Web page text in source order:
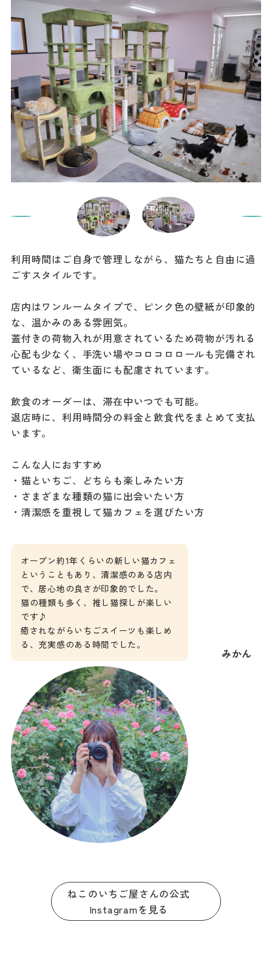
利用時間はご自身で管理しながら、猫たちと自由に過
ごすスタイルです。
店内はワンルームタイプで、ピンク色の壁紙が印象的
な、温かみのある雰囲気。
蓋付きの荷物入れが用意されているため荷物が汚れる
心配も少なく、手洗い場やコロコロロールも完備され
ているなど、衛生面にも配慮されています。
飲食のオーダーは、滞在中いつでも可能。
退店時に、利用時間分の料金と飲食代をまとめて支払
います。
こんな人におすすめ
・猫といちご、どちらも楽しみたい方
・さまざまな種類の猫に出会いたい方
・清潔感を重視して猫カフェを選びたい方
みかん
オープン約1年くらいの新しい猫カフェ
ということもあり、清潔感のある店内
で、居心地の良さが印象的でした。
猫の種類も多く、推し猫探しが楽しい
です♪
癒されながらいちごスイーツも楽しめ
る、充実感のある時間でした。
ねこのいちご屋さんの公式
Instagramを見る